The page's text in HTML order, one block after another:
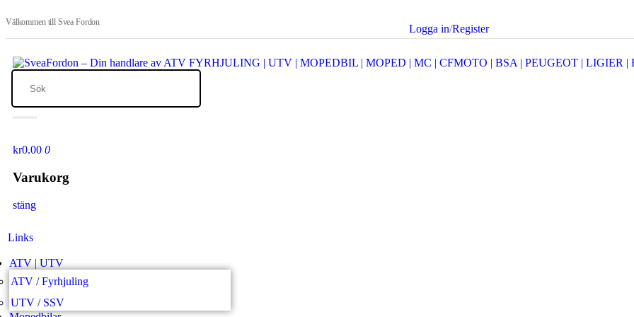
Välkommen till Svea Fordon
Logga in/Register
kr0.00 0
Varukorg
stäng
Links
ATV | UTV
ATV / Fyrhjuling
UTV / SSV